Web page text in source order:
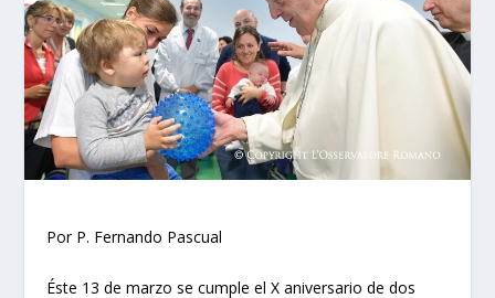
Por P. Fernando Pascual
Éste 13 de marzo se cumple el X aniversario de dos